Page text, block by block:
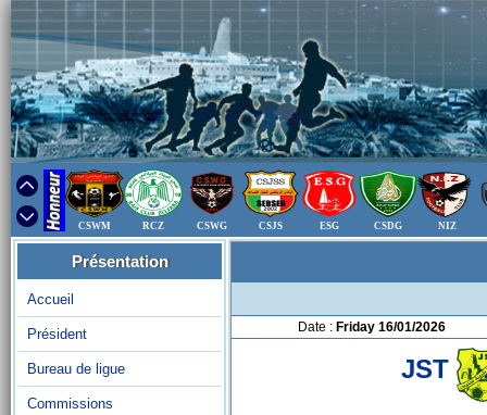
CSWM RCZ CSWG CSJS ESG CSDG NIZ
Présentation
Accueil
Président
Bureau de ligue
Commissions
Date : Friday 16/01/2026
JST